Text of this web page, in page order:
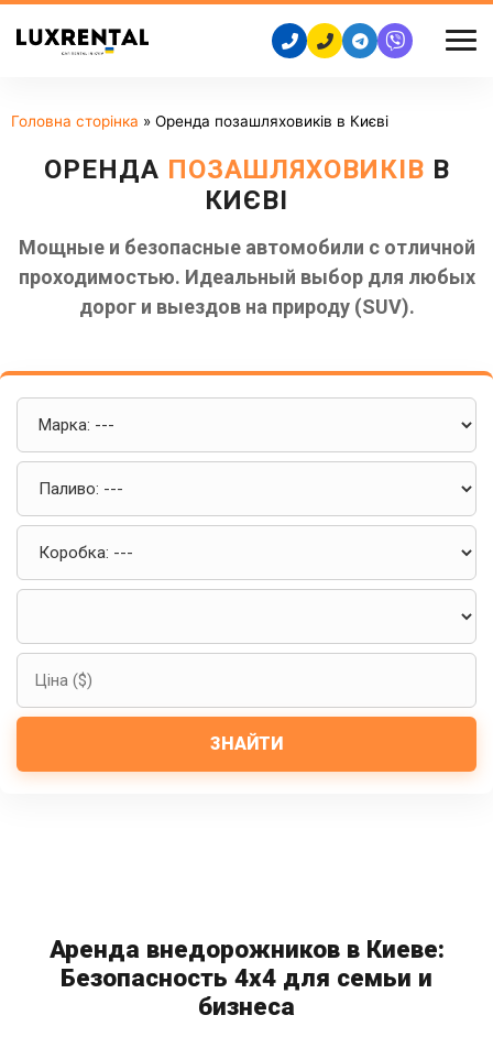
Головна сторінка » Оренда позашляховиків в Києві
ОРЕНДА ПОЗАШЛЯХОВИКІВ В
КИЄВІ
Мощные и безопасные автомобили с отличной
проходимостью. Идеальный выбор для любых
дорог и выездов на природу (SUV).
ЗНАЙТИ
Аренда внедорожников в Киеве:
Безопасность 4x4 для семьи и
бизнеса